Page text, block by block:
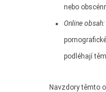
nebo
Online obsah:
podléhají
Navzdory těmto